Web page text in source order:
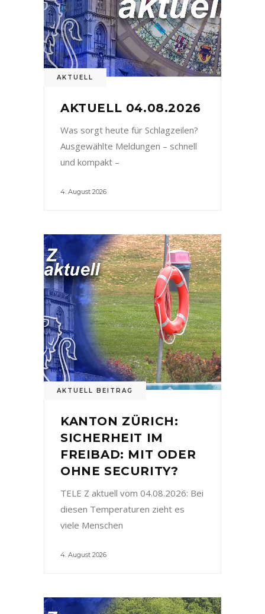
AKTUELL
AKTUELL 04.08.2026
Was sorgt heute für Schlagzeilen?
Ausgewählte Meldungen – schnell
und kompakt –
4. August 2026
AKTUELL BEITRAG
KANTON ZÜRICH:
SICHERHEIT IM
FREIBAD: MIT ODER
OHNE SECURITY?
TELE Z aktuell vom 04.08.2026: Bei
diesen Temperaturen zieht es
viele Menschen
4. August 2026